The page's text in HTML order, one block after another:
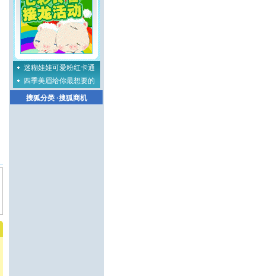
迷糊娃娃可爱粉红卡通
四季美眉给你最想要的
搜狐分类·搜狐商机